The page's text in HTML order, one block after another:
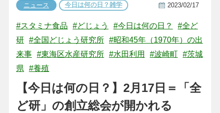
ニュース 今日は何の日？雑学 2023/02/17
#スタミナ食品 #どじょう #今日は何の日？
#全ど
研 #全国どじょう研究所 #昭和45年（1970年）の出
来事 #東海区水産研究所 #水田利用 #波崎町 #茨城
県
#養殖
【今日は何の日？】2月17日＝「全
ど研」の創立総会が開かれる